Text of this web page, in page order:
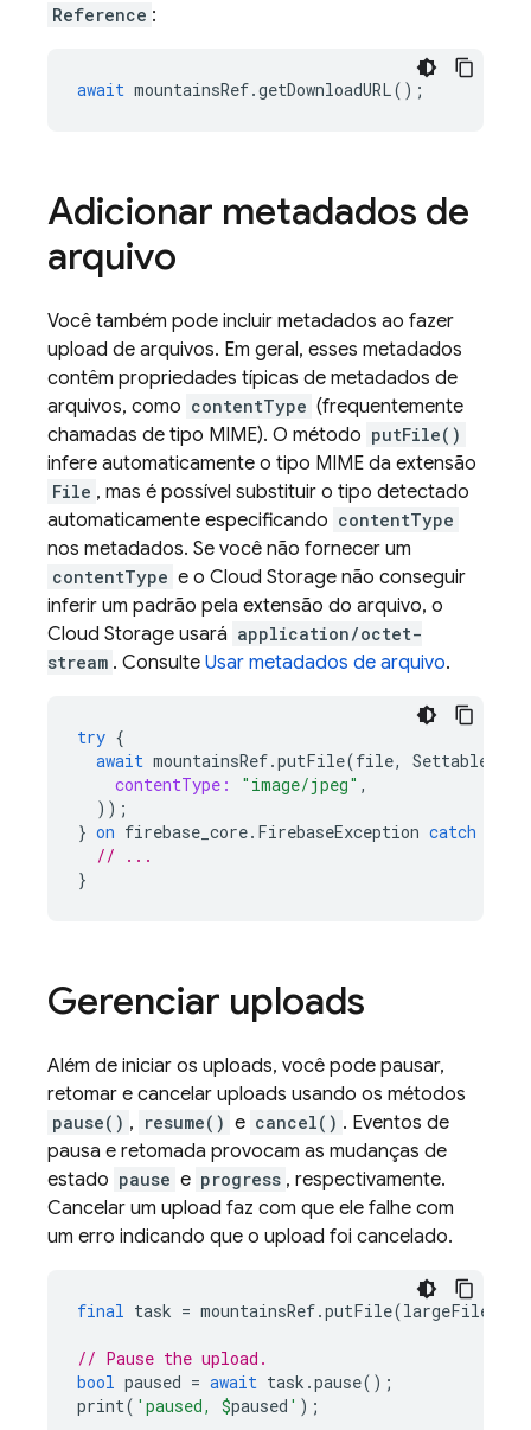
Reference :
await mountainsRef.getDownloadURL();
Adicionar metadados de
arquivo
Você também pode incluir metadados ao fazer
upload de arquivos. Em geral, esses metadados
contêm propriedades típicas de metadados de
arquivos, como contentType (frequentemente
chamadas de tipo MIME). O método putFile()
infere automaticamente o tipo MIME da extensão
File , mas é possível substituir o tipo detectado
automaticamente especificando contentType
nos metadados. Se você não fornecer um
contentType e o Cloud Storage não conseguir
inferir um padrão pela extensão do arquivo, o
Cloud Storage usará application/octet-
stream . Consulte Usar metadados de arquivo.
try {
await mountainsRef.putFile(file,
contentType:
"image/jpeg" ,
));
} on firebase_core. FirebaseException catch
// ...
}
Gerenciar uploads
Além de iniciar os uploads, você pode pausar,
retomar e cancelar uploads usando os métodos
pause() , resume() e cancel() . Eventos de
pausa e retomada provocam as mudanças de
estado pause e progress , respectivamente.
Cancelar um upload faz com que ele falhe com
um erro indicando que o upload foi cancelado.
final task = mountainsRef.putFile(largeFile
// Pause the upload.
bool paused = await task .pause();
print( 'paused, $paused ' );